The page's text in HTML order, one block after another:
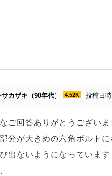
カザキ（90年代） 4.52K 投稿日
ご回答ありがとうござい
分が大きめの六角ボルト
出ないようになっていま